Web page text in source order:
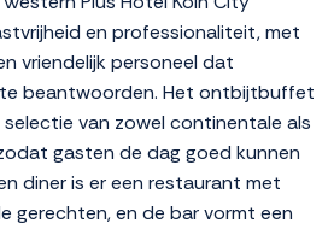
en professionaliteit, met
vriendelijk personeel dat
beantwoorden. Het ontbijtbuffet
van zowel continentale als
gasten de dag goed kunnen
diner is er een restaurant met
gerechten, en de bar vormt een